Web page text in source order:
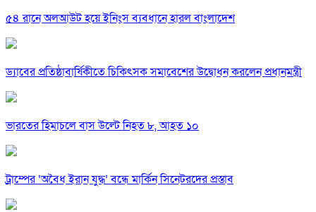
৫৪ রানে অলআউট হয়ে ইনিংস ব্যবধানে হারল বাংলাদেশ
ড্যাবের প্রতিষ্ঠাবার্ষিকীতে চিকিৎসক সমাবেশের উদ্বোধন করলেন প্রধানমন্ত্রী
ভারতের হিমাচলে বাস উল্টে নিহত ৮, আহত ১০
ট্রাম্পের ‘অবৈধ ইরান যুদ্ধ’ বন্ধে মার্কিন সিনেটরদের প্রস্তাব